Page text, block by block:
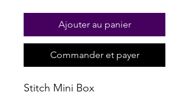
Ajouter au panier
Commander et payer
Stitch Mini Box